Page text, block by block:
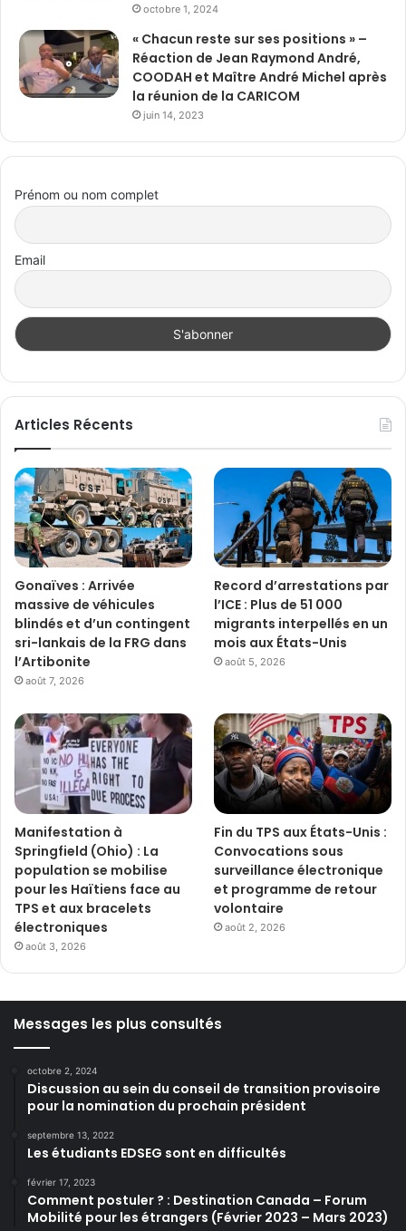
octobre 1, 2024
« Chacun reste sur ses positions » –
Réaction de Jean Raymond André,
COODAH et Maître André Michel après
la réunion de la CARICOM
juin 14, 2023
Prénom ou nom complet
Email
Articles Récents
Gonaïves : Arrivée
massive de véhicules
blindés et d’un contingent
sri-lankais de la FRG dans
l’Artibonite
août 7, 2026
Record d’arrestations par
l’ICE : Plus de 51 000
migrants interpellés en un
mois aux États-Unis
août 5, 2026
Manifestation à
Springfield (Ohio) : La
population se mobilise
pour les Haïtiens face au
TPS et aux bracelets
électroniques
août 3, 2026
Fin du TPS aux États-Unis :
Convocations sous
surveillance électronique
et programme de retour
volontaire
août 2, 2026
Messages les plus consultés
octobre 2, 2024
Discussion au sein du conseil de transition provisoire
pour la nomination du prochain président
septembre 13, 2022
Les étudiants EDSEG sont en difficultés
février 17, 2023
Comment postuler ? : Destination Canada – Forum
Mobilité pour les étrangers (Février 2023 – Mars 2023)